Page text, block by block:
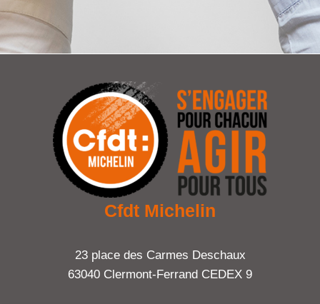
Cfdt Michelin
23 place des Carmes Deschaux
63040 Clermont-Ferrand CEDEX 9